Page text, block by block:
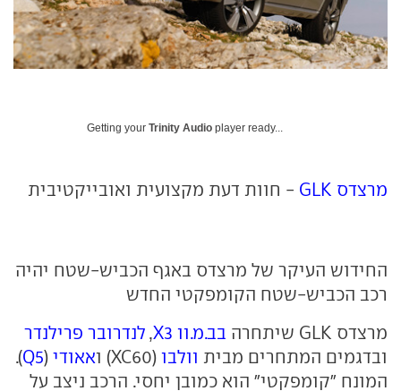
Getting your Trinity Audio player ready...
מרצדס GLK - חוות דעת מקצועית ואובייקטיבית
החידוש העיקר של מרצדס באגף הכביש-שטח יהיה
רכב הכביש-שטח הקומפקטי החדש
מרצדס GLK
שיתחרה בב.מ.וו X3
, לנדרובר פרילנדר
ובדגמים המתחרים מבית וולבו (
XC60) ואאודי (
Q5
).
המונח "קומפקטי" הוא כמובן יחסי. הרכב ניצב על